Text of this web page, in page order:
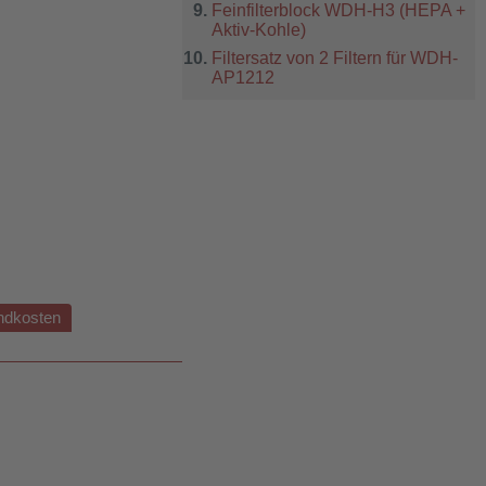
Feinfilterblock WDH-H3 (HEPA +
Aktiv-Kohle)
Filtersatz von 2 Filtern für WDH-
AP1212